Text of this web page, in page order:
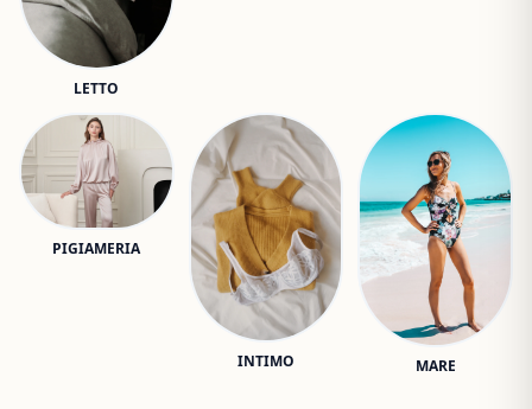
LETTO
PIGIAMERIA
INTIMO MARE